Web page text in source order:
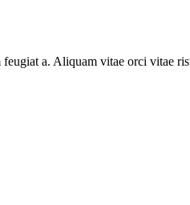
a. Aliquam vitae orci vitae